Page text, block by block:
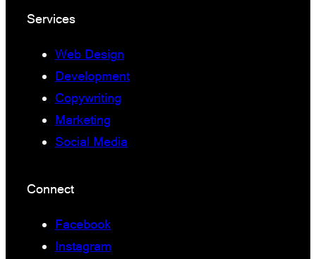
Services
Web Design
Development
Copywriting
Marketing
Social Media
Connect
Facebook
Instagram